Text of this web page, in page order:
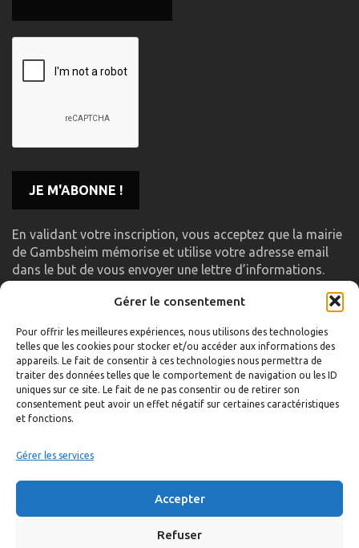
Gérer le consentement
Pour offrir les meilleures expériences, nous utilisons des technologies
telles que les cookies pour stocker et/ou accéder aux informations des
appareils. Le fait de consentir à ces technologies nous permettra de
traiter des données telles que le comportement de navigation ou les ID
uniques sur ce site. Le fait de ne pas consentir ou de retirer son
consentement peut avoir un effet négatif sur certaines caractéristiques
et fonctions.
Gérer les services
Accepter
Refuser
En validant votre inscription, vous acceptez que la mairie
de Gambsheim mémorise et utilise votre adresse email
dans le but de vous envoyer une lettre d’informations.
LIENS UTILES
Accueil
Formulaire de contact
Gambs TV
Mentions légales